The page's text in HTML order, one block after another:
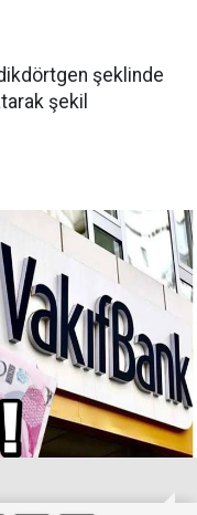
şeklinde
şekil